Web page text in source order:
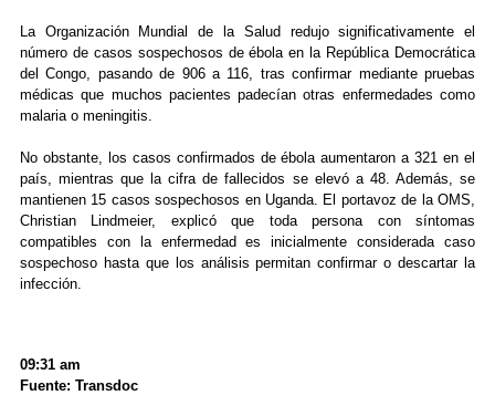
La Organización Mundial de la Salud redujo significativamente el
número de casos sospechosos de ébola en la República Democrática
del Congo, pasando de 906 a 116, tras confirmar mediante pruebas
médicas que muchos pacientes padecían otras enfermedades como
malaria o meningitis.
No obstante, los casos confirmados de ébola aumentaron a 321 en el
país, mientras que la cifra de fallecidos se elevó a 48. Además, se
mantienen 15 casos sospechosos en Uganda. El portavoz de la OMS,
Christian Lindmeier, explicó que toda persona con síntomas
compatibles con la enfermedad es inicialmente considerada caso
sospechoso hasta que los análisis permitan confirmar o descartar la
infección.
09:31 am
Fuente: Transdoc